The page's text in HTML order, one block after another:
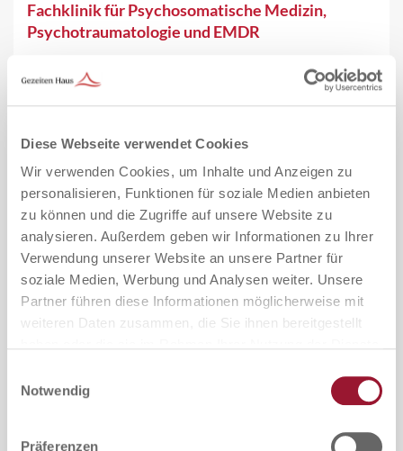
Diese Webseite verwendet Cookies
Wir verwenden Cookies, um Inhalte und Anzeigen zu
personalisieren, Funktionen für soziale Medien anbieten
zu können und die Zugriffe auf unsere Website zu
analysieren. Außerdem geben wir Informationen zu Ihrer
Verwendung unserer Website an unsere Partner für
soziale Medien, Werbung und Analysen weiter. Unsere
Partner führen diese Informationen möglicherweise mit
weiteren Daten zusammen, die Sie ihnen bereitgestellt
Informationen zur Verarbeitung Ihrer personenbezogenen
Notwendig
Präferenzen
Fachklinik für Psychosomatische Medizin,
Psychotraumatologie und EMDR
Im Fokus der multimodalen Traumatherapie mit systemischen
Behandlungsansatz steht der Mensch mit seinen individuellen
Bedürfnissen und Erfahrungen. Deswegen entwickeln unsere